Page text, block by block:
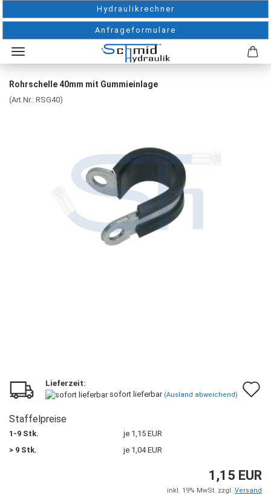
Hydraulikrechner
Anfrageformulare
Rohrschelle 40mm mit Gummieinlage
(Art.Nr.: RSG40)
Lieferzeit:
sofort lieferbar (Ausland abweichend)
Staffelpreise
1-9 Stk.
je 1,15 EUR
> 9 Stk.
je 1,04 EUR
1,15 EUR
inkl. 19% MwSt. zzgl. Versand